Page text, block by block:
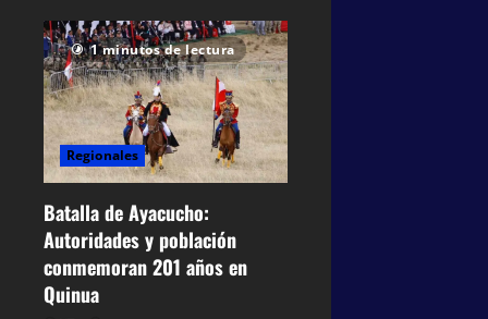
1 minutos de lectura
Regionales
Batalla de Ayacucho:
Autoridades y población
conmemoran 201 años en
Quinua